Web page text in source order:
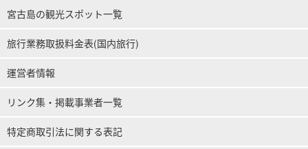
宮古島の観光スポット一覧
旅行業務取扱料金表(国内旅行)
運営者情報
リンク集・掲載事業者一覧
特定商取引法に関する表記